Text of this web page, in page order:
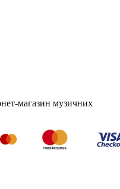
магазин музичних